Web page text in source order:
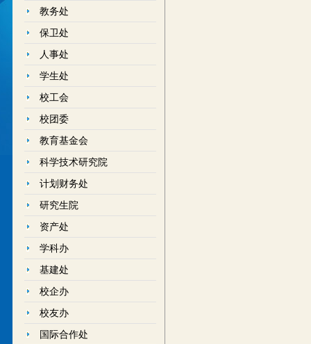
教务处
保卫处
人事处
学生处
校工会
校团委
教育基金会
科学技术研究院
计划财务处
研究生院
资产处
学科办
基建处
校企办
校友办
国际合作处